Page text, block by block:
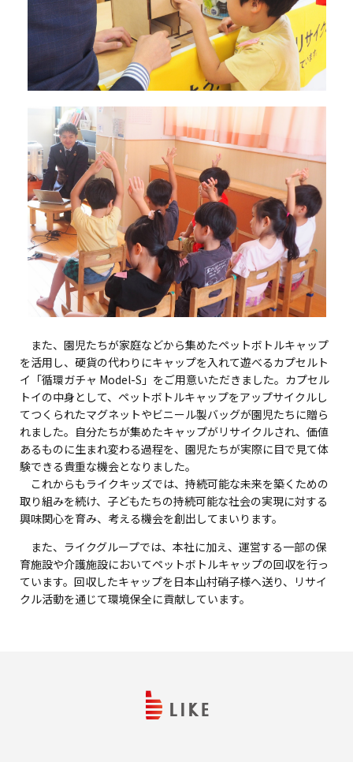
また、園児たちが家庭などから集めたペットボトルキャップ
を活用し、硬貨の代わりにキャップを入れて遊べるカプセルト
イ「循環ガチャ Model-S」をご用意いただきました。カプセル
トイの中身として、ペットボトルキャップをアップサイクルし
てつくられたマグネットやビニール製バッグが園児たちに贈ら
れました。自分たちが集めたキャップがリサイクルされ、価値
あるものに生まれ変わる過程を、園児たちが実際に目で見て体
験できる貴重な機会となりました。
これからもライクキッズでは、持続可能な未来を築くための
取り組みを続け、子どもたちの持続可能な社会の実現に対する
興味関心を育み、考える機会を創出してまいります。
また、ライクグループでは、本社に加え、運営する一部の保
育施設や介護施設においてペットボトルキャップの回収を行っ
ています。回収したキャップを日本山村硝子様へ送り、リサイ
クル活動を通じて環境保全に貢献しています。